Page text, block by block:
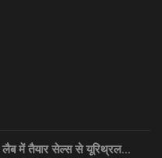
लैब में तैयार सेल्स से यूरिथ्रल…